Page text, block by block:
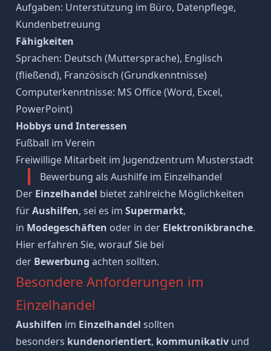
Aufgaben: Unterstützung im Büro, Datenpflege,
Kundenbetreuung
Fähigkeiten
Sprachen: Deutsch (Muttersprache), Englisch
(fließend), Französisch (Grundkenntnisse)
Computerkenntnisse: MS Office (Word, Excel,
PowerPoint)
Hobbys und Interessen
Fußball im Verein
Freiwillige Mitarbeit im Jugendzentrum Musterstadt
Bewerbung als Aushilfe im Einzelhandel
Der Einzelhandel bietet zahlreiche Möglichkeiten
fürAushilfen, sei es im Supermarkt,
in Modegeschäften oder in der Elektronikbranche.
Hier erfahren Sie, worauf Sie bei
der Bewerbung achten sollten.
Besondere Anforderungen im
Einzelhandel
Aushilfen im Einzelhandel sollten
besonders kundenorientiert, kommunikativund